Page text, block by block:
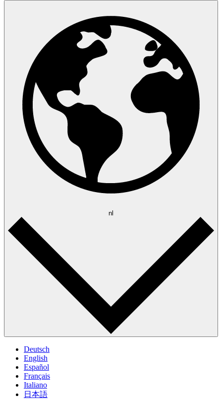
nl
Deutsch
English
Español
Français
Italiano
日本語